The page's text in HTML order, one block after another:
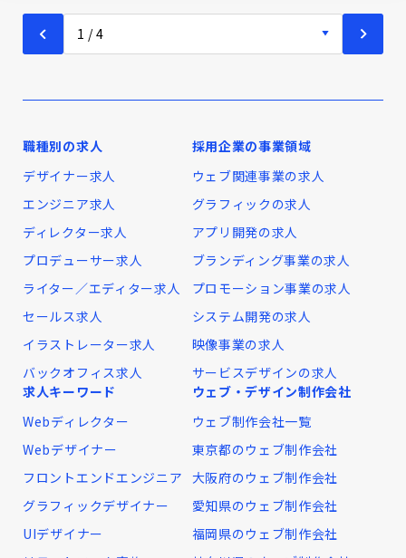
職種別の求人
デザイナー求人
エンジニア求人
ディレクター求人
プロデューサー求人
ライター／エディター求人
セールス求人
イラストレーター求人
バックオフィス求人
採用企業の事業領域
ウェブ関連事業の求人
グラフィックの求人
アプリ開発の求人
ブランディング事業の求人
プロモーション事業の求人
システム開発の求人
映像事業の求人
サービスデザインの求人
求人キーワード
Webディレクター
Webデザイナー
フロントエンドエンジニア
グラフィックデザイナー
UIデザイナー
ウェブ・デザイン制作会社
ウェブ制作会社一覧
東京都のウェブ制作会社
大阪府のウェブ制作会社
愛知県のウェブ制作会社
福岡県のウェブ制作会社